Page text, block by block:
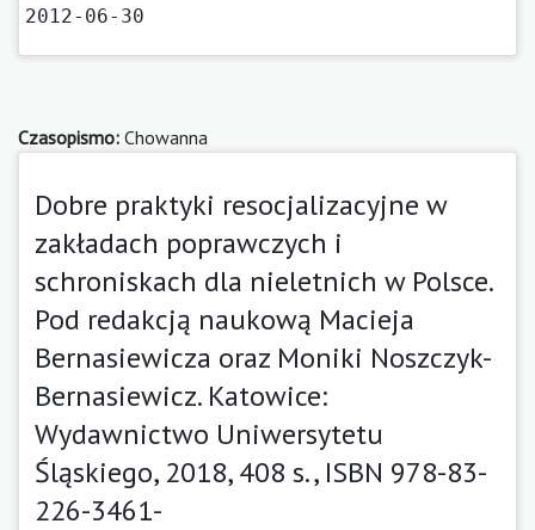
2012-06-30
Czasopismo: Chowanna
Dobre praktyki resocjalizacyjne w
zakładach poprawczych i
schroniskach dla nieletnich w Polsce.
Pod redakcją naukową Macieja
Bernasiewicza oraz Moniki Noszczyk-
Bernasiewicz. Katowice:
Wydawnictwo Uniwersytetu
Śląskiego, 2018, 408 s., ISBN 978-83-
226-3461-